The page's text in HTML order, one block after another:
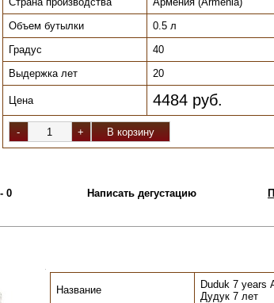
Объем бутылки
0.5 л
Градус
40
Выдержка лет
20
Цена 4484 руб.
0 Написать дегустацию
Название
Duduk 7 years
Дудук 7 лет